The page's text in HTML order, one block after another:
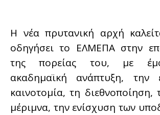
Η νέα πρυτανική αρχή
οδηγήσει το ΕΛΜΕΠΑ στην
της πορείας του, με
ακαδημαϊκή ανάπτυξη, την
καινοτομία, τη διεθνοποίηση,
μέριμνα, την ενίσχυση των